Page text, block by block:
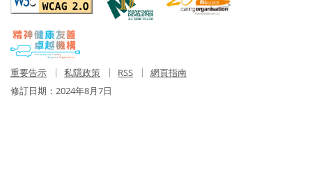
重要告示 私隱政策 RSS
網頁指南
修訂日期： 2024年8月7日